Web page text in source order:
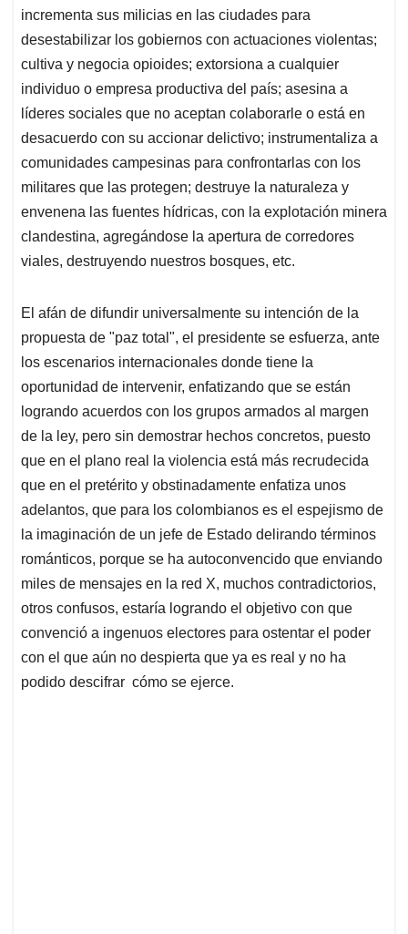
incrementa sus milicias en las ciudades para
desestabilizar los gobiernos con actuaciones violentas;
cultiva y negocia opioides; extorsiona a cualquier
individuo o empresa productiva del país; asesina a
líderes sociales que no aceptan colaborarle o está en
desacuerdo con su accionar delictivo; instrumentaliza a
comunidades campesinas para confrontarlas con los
militares que las protegen; destruye la naturaleza y
envenena las fuentes hídricas, con la explotación minera
clandestina, agregándose la apertura de corredores
viales, destruyendo nuestros bosques, etc.
El afán de difundir universalmente su intención de la
propuesta de "paz total", el presidente se esfuerza, ante
los escenarios internacionales donde tiene la
oportunidad de intervenir, enfatizando que se están
logrando acuerdos con los grupos armados al margen
de la ley, pero sin demostrar hechos concretos, puesto
que en el plano real la violencia está más recrudecida
que en el pretérito y obstinadamente enfatiza unos
adelantos, que para los colombianos es el espejismo de
la imaginación de un jefe de Estado delirando términos
románticos, porque se ha autoconvencido que enviando
miles de mensajes en la red X, muchos contradictorios,
otros confusos, estaría logrando el objetivo con que
convenció a ingenuos electores para ostentar el poder
con el que aún no despierta que ya es real y no ha
podido descifrar cómo se ejerce.